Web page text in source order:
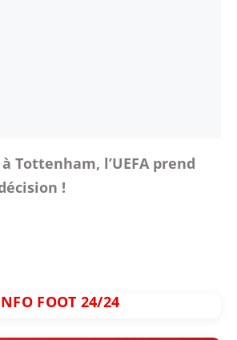
Tottenham, l’UEFA prend
!
FOOT 24/24